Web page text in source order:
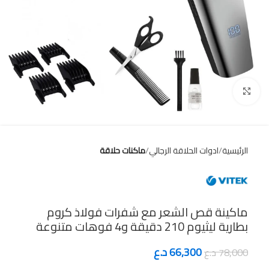
Click to enlarge
الرئيسية ادوات الحلاقة الرجالي ماكنات حلاقة
ماكينة قص الشعر مع شفرات فولاذ كروم
بطارية ليثيوم 210 دقيقة و4 فوهات متنوعة
78,000د.ع66,300د.ع